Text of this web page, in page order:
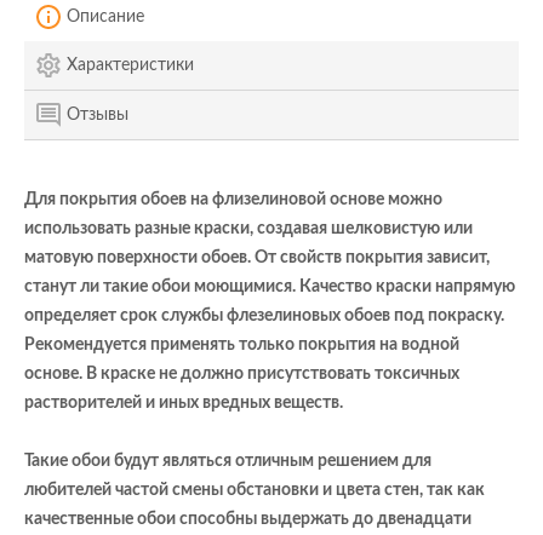
Описание
Характеристики
Отзывы
Для покрытия обоев на флизелиновой основе можно
использовать разные краски, создавая шелковистую или
матовую поверхности обоев. От свойств покрытия зависит,
станут ли такие обои моющимися. Качество краски напрямую
определяет срок службы флезелиновых обоев под покраску.
Рекомендуется применять только покрытия на водной
основе. В краске не должно присутствовать токсичных
растворителей и иных вредных веществ.
Такие обои будут являться отличным решением для
любителей частой смены обстановки и цвета стен, так как
качественные обои способны выдержать до двенадцати